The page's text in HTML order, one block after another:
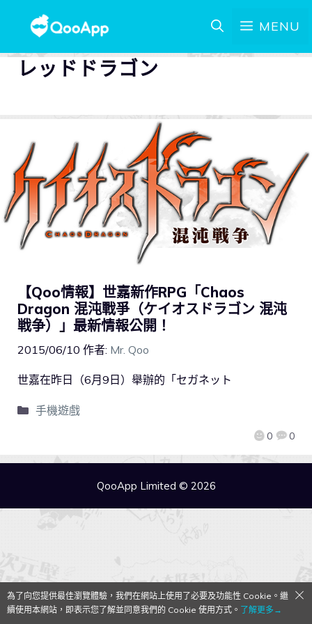
MENU
レッドドラゴン
【Qoo情報】世嘉新作RPG「Chaos
Dragon 混沌戰爭（ケイオスドラゴン 混沌
戦争）」最新情報公開！
2015/06/10 作者: Mr. Qoo
0 0
世嘉在昨日（6月9日）舉辦的「セガネット
手機遊戲
QooApp Limited © 2026
為了向您提供最佳瀏覽體驗，我們在網站上使用了必要及功能性 Cookie。繼
續使用本網站，即表示您了解並同意我們的 Cookie 使用方式。 了解更多→